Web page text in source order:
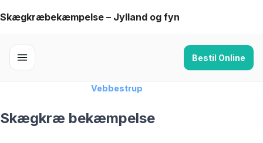
Skip
content
Skægkræbekæmpelse – Jylland og fyn
Bestil Online
Vebbestrup
Skægkræ bekæmpelse